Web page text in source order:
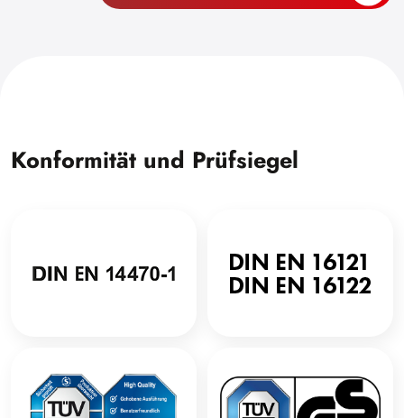
Konformität und Prüfsiegel